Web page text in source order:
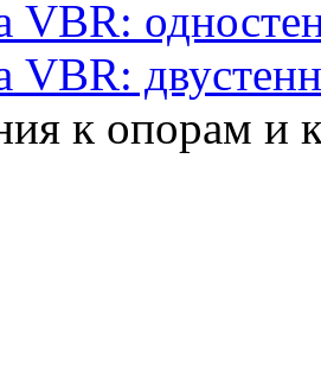
VBR:
VBR:
к опорам и